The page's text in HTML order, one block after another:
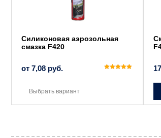
Силиконовая аэрозольная
смазка F420
от 7,08 руб.
Выбрать вариант